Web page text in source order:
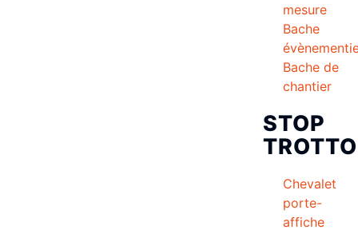
mesure
Bache
Bache de
chantier
STOP
Chevalet
porte-
affiche